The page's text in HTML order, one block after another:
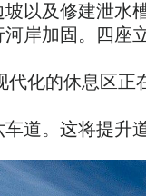
以及修建泄
岸加固。四座
化的休息区正
道。这将提升